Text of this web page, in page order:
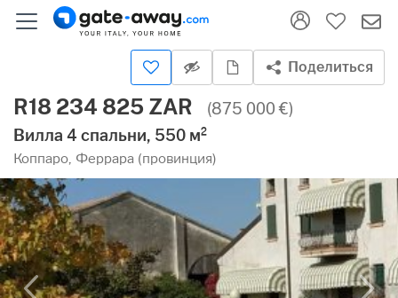
Поделиться
R18 234 825 ZAR
(875 000 €)
Вилла 4 спальни, 550 м²
Коппаро, Феррара (провинция)